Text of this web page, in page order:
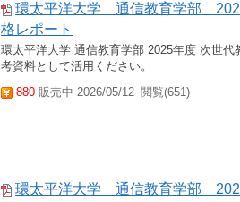
環太平洋大学 通信教育学部
格レポート
環太平洋大学 通信教育学部 2025年度 次世
考資料として活用ください。
880 販売中 2026/05/12 閲覧(651)
環太平洋大学 通信教育学部